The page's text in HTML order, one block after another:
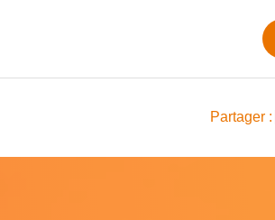
Partager :